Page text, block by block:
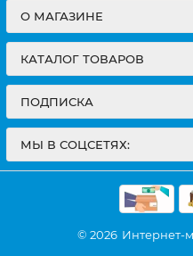
О МАГАЗИНЕ
КАТАЛОГ ТОВАРОВ
ПОДПИСКА
МЫ В СОЦСЕТЯХ:
© 2026 Интернет-